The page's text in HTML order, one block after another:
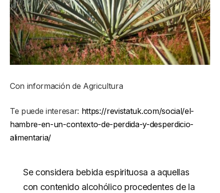
Con información de Agricultura
Te puede interesar: https://revistatuk.com/social/el-
hambre-en-un-contexto-de-perdida-y-desperdicio-
alimentaria/
Se considera bebida espirituosa a aquellas
con contenido alcohólico procedentes de la